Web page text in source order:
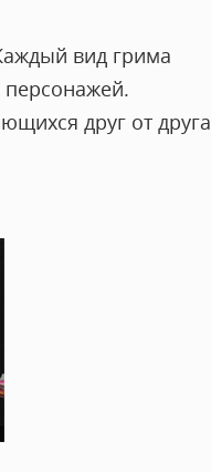
вид грима
персонажей.
друг от друга